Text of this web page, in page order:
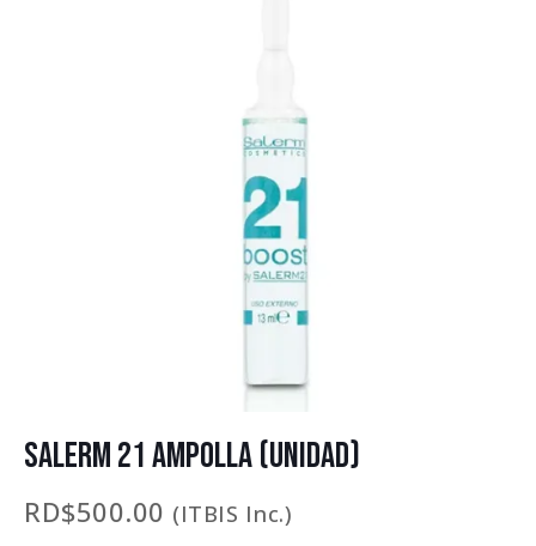
SALERM 21 AMPOLLA (UNIDAD)
RD$500.00 (ITBIS Inc.)